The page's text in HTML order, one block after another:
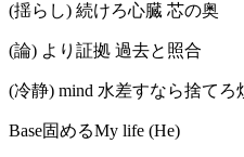
(揺らし) 続けろ心臓 芯の奥
(論) より証拠 過去と照合
(冷静) mind 水差すなら捨てろ
Base固めるMy life (He)